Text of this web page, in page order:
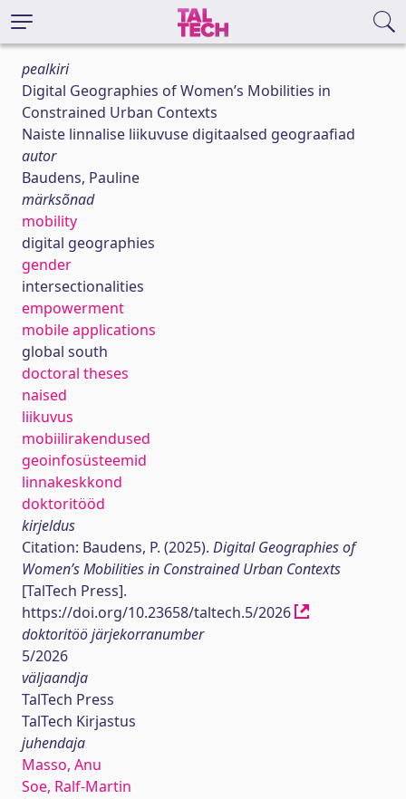
pealkiri
Digital Geographies of Women’s Mobilities in
Constrained Urban Contexts
Naiste linnalise liikuvuse digitaalsed geograafiad
autor
Baudens, Pauline
märksõnad
mobility
digital geographies
gender
intersectionalities
empowerment
mobile applications
global south
doctoral theses
naised
liikuvus
mobiilirakendused
geoinfosüsteemid
linnakeskkond
doktoritööd
kirjeldus
Citation: Baudens, P. (2025). Digital Geographies of
Women’s Mobilities in Constrained Urban Contexts
[TalTech Press].
https://doi.org/10.23658/taltech.5/2026
doktoritöö järjekorranumber
5/2026
väljaandja
TalTech Press
TalTech Kirjastus
juhendaja
Masso, Anu
Soe, Ralf-Martin